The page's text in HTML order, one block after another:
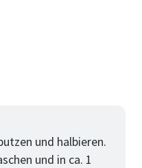
und halbieren.
und in ca. 1